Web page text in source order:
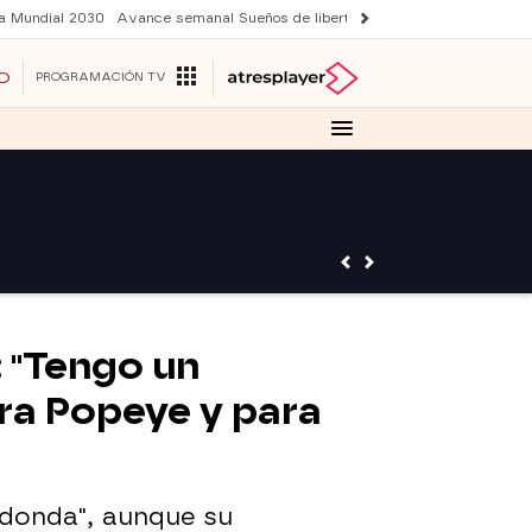
Mundial 2030 Avance semanal Sueños de libertad
PROGRAMACIÓN TV
un
Popeye y para
aunque su